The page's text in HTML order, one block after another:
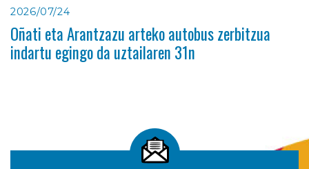
2026/07/24
Oñati eta Arantzazu arteko autobus zerbitzua
indartu egingo da uztailaren 31n